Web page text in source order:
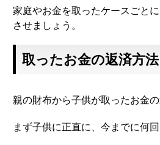
家庭やお金を取ったケースごと
させましょう。
取ったお金の返済方
親の財布から子供が取ったお金
まず子供に正直に、今までに何